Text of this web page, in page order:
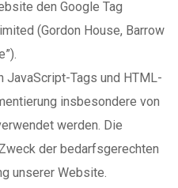
den Google Tag
(Gordon House, Barrow
JavaScript-Tags und HTML-
insbesondere von
werden. Die
der bedarfsgerechten
unserer Website.